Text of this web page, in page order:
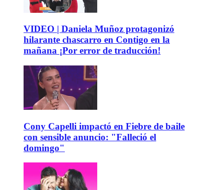
VIDEO | Daniela Muñoz protagonizó
hilarante chascarro en Contigo en la
mañana ¡Por error de traducción!
Cony Capelli impactó en Fiebre de baile
con sensible anuncio: "Falleció el
domingo"